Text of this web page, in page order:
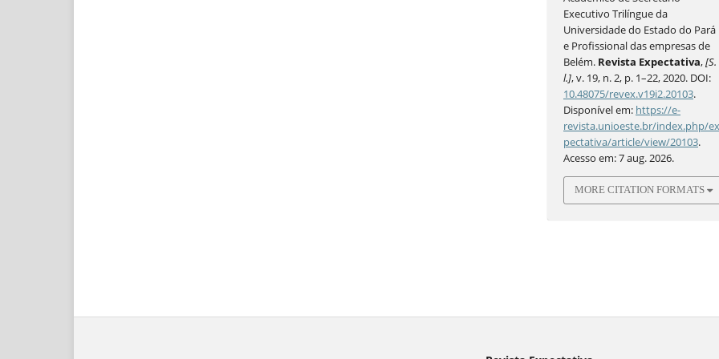
Executivo Trilíngue da
Universidade do Estado do Pará
e Profissional das empresas de
Belém. Revista Expectativa,[S.
l.], v. 19, n. 2, p. 1–22, 2020. DOI:
10.48075/revex.v19i2.20103.
Disponível em: https://e-
revista.unioeste.br/index.php/
pectativa/article/view/20103.
Acesso em: 7 aug. 2026.
MORE CITATION FORMATS